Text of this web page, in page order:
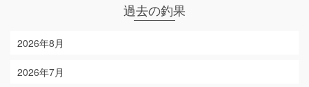
過去の釣果
2026年8月
2026年7月